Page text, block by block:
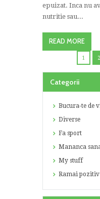
epuizat. Inca nu
nutritie sau...
READ MORE
1 2
Categorii
Bucura-te de
Diverse
Fa sport
Mananca
My stuff
Ramai pozitiv